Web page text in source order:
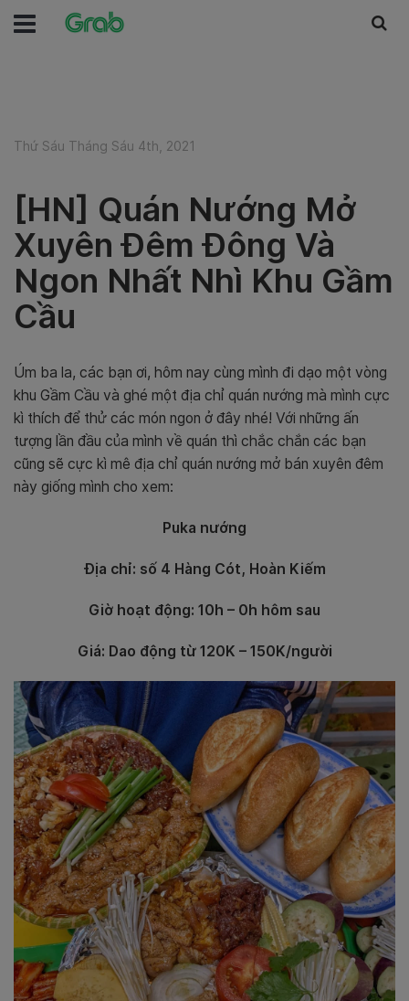
Thứ Sáu Tháng Sáu 4th, 2021
[HN] Quán Nướng Mở
Xuyên Đêm Đông Và
Ngon Nhất Nhì Khu Gầm
Cầu
Úm ba la, các bạn ơi, hôm nay cùng mình đi dạo một vòng
khu Gầm Cầu và ghé một địa chỉ quán nướng mà mình cực
kì thích để thử các món ngon ở đây nhé! Với những ấn
tượng lần đầu của mình về quán thì chắc chắn các bạn
cũng sẽ cực kì mê địa chỉ quán nướng mở bán xuyên đêm
này giống mình cho xem:
Puka nướng
Địa chỉ: số 4 Hàng Cót, Hoàn Kiếm
Giờ hoạt động: 10h – 0h hôm sau
Giá: Dao động từ 120K – 150K/người